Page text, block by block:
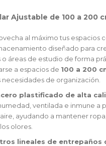
Ajustable de 100 a 200
al máximo tus espacios
diseñado para
o áreas de estudio de forma
a espacios de 100 a 200
de organización.
plastificado de alta
ventilada e inmune a
ayudando a mantener
olores.
lineales de